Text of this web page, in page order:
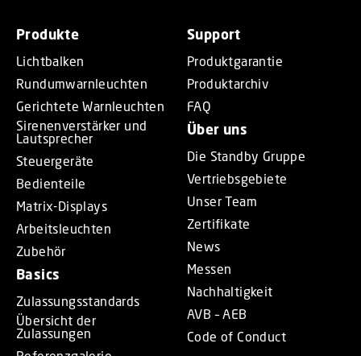
Produkte
Lichtbalken
Rundumwarnleuchten
Gerichtete Warnleuchten
Sirenenverstärker und
Lautsprecher
Steuergeräte
Bedienteile
Matrix-Displays
Arbeitsleuchten
Zubehör
Basics
Zulassungsstandards
Übersicht der
Zulassungen
Support
Produktgarantie
Produktarchiv
FAQ
Über uns
Die Standby Gruppe
Vertriebsgebiete
Unser Team
Zertifikate
News
Messen
Nachhaltigkeit
AVB – AEB
Code of Conduct